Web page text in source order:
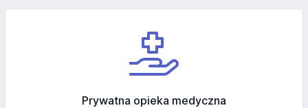
Prywatna opieka medyczna